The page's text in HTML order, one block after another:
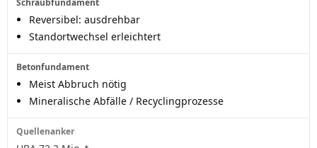
Reversibel: ausdrehbar
Standortwechsel erleichtert
Meist Abbruch nötig
Mineralische Abfälle / Recyclingprozesse